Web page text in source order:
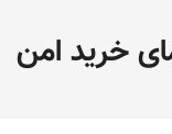
خرید امن